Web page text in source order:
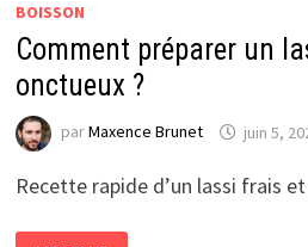
BOISSON
Comment préparer un
onctueux ?
parMaxence Brunet juin 5,
Recette rapide d’un lassi frais